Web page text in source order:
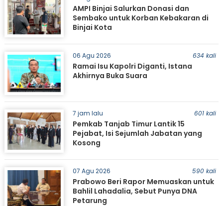
AMPI Binjai Salurkan Donasi dan
Sembako untuk Korban Kebakaran di
Binjai Kota
06 Agu 2026 634 kali
Ramai Isu Kapolri Diganti, Istana
Akhirnya Buka Suara
7 jam lalu 601 kali
Pemkab Tanjab Timur Lantik 15
Pejabat, Isi Sejumlah Jabatan yang
Kosong
07 Agu 2026 590 kali
Prabowo Beri Rapor Memuaskan untuk
Bahlil Lahadalia, Sebut Punya DNA
Petarung